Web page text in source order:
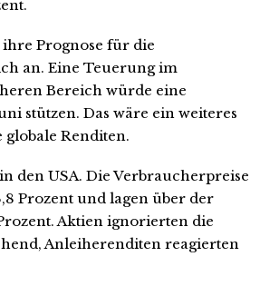
Prognose für die
an. Eine Teuerung im
Bereich würde eine
stützen. Das wäre ein weiteres
Renditen.
den USA. Die Verbraucherpreise
Prozent und lagen über der
Aktien ignorierten die
Anleiherenditen reagierten